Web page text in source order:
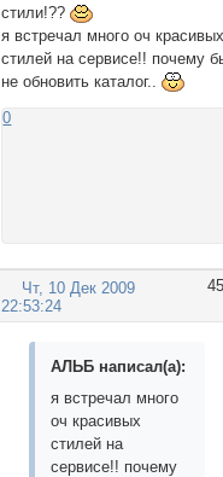
стили!??
я встречал много оч
стилей на сервисе!! почему
не обновить каталог..
0
45
Чт, 10 Дек 2009
22:53:24
АЛЬБ написал(а):
я встречал много
оч красивых
стилей на
сервисе!! почему